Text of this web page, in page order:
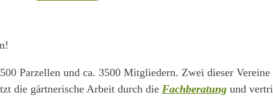
Parzellen und ca. 3500 Mitgliedern. Zwei dieser
die gärtnerische Arbeit durch die Fachberatung und